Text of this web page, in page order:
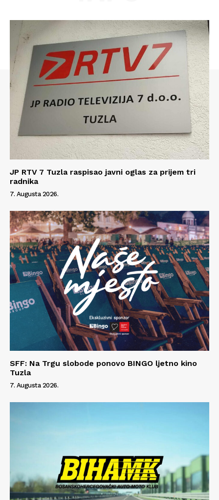
Info
O nama
Kontakt
Impressum
JP RTV 7 Tuzla raspisao javni oglas za prijem tri
radnika
7. Augusta 2026.
SFF: Na Trgu slobode ponovo BINGO ljetno kino
Tuzla
7. Augusta 2026.